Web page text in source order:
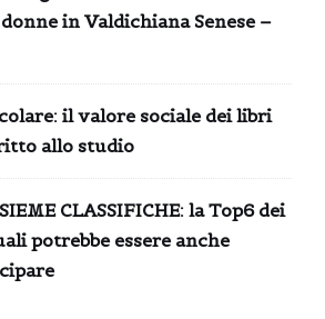
in Valdichiana Senese –
il valore sociale dei libri
allo studio
CLASSIFICHE: la Top6 dei
potrebbe essere anche